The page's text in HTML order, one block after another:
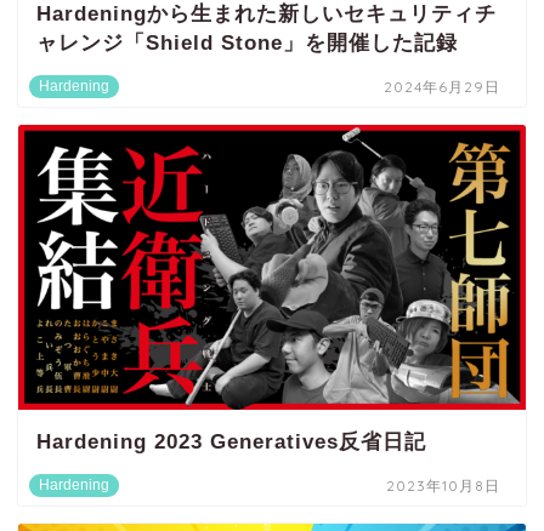
Hardening
Hardeningから生まれた新しいセキュリティチ
ャレンジ「Shield Stone」を開催した記録
2024年6月29日
Hardening
Hardening 2023 Generatives反省日記
2023年10月8日